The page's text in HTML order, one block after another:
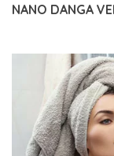
NANO DANGA